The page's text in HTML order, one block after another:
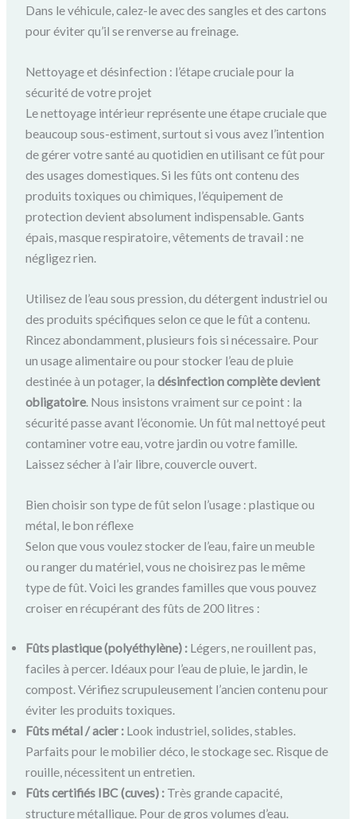
Dans le véhicule, calez-le avec des sangles et des cartons
pour éviter qu’il se renverse au freinage.
Nettoyage et désinfection : l’étape cruciale pour la
sécurité de votre projet
Le nettoyage intérieur représente une étape cruciale que
beaucoup sous-estiment, surtout si vous avez l’intention
de gérer votre santé au quotidien en utilisant ce fût pour
des usages domestiques. Si les fûts ont contenu des
produits toxiques ou chimiques, l’équipement de
protection devient absolument indispensable. Gants
épais, masque respiratoire, vêtements de travail : ne
négligez rien.
Utilisez de l’eau sous pression, du détergent industriel ou
des produits spécifiques selon ce que le fût a contenu.
Rincez abondamment, plusieurs fois si nécessaire. Pour
un usage alimentaire ou pour stocker l’eau de pluie
destinée à un potager, ladésinfection complète devient
obligatoire. Nous insistons vraiment sur ce point : la
sécurité passe avant l’économie. Un fût mal nettoyé peut
contaminer votre eau, votre jardin ou votre famille.
Laissez sécher à l’air libre, couvercle ouvert.
Bien choisir son type de fût selon l’usage : plastique ou
métal, le bon réflexe
Selon que vous voulez stocker de l’eau, faire un meuble
ou ranger du matériel, vous ne choisirez pas le même
type de fût. Voici les grandes familles que vous pouvez
croiser en récupérant des fûts de 200 litres :
Fûts plastique (polyéthylène) : Légers, ne rouillent pas,
faciles à percer. Idéaux pour l’eau de pluie, le jardin, le
compost. Vérifiez scrupuleusement l’ancien contenu pour
éviter les produits toxiques.
Fûts métal / acier : Look industriel, solides, stables.
Parfaits pour le mobilier déco, le stockage sec. Risque de
rouille, nécessitent un entretien.
Fûts certifiés IBC (cuves) : Très grande capacité,
structure métallique. Pour de gros volumes d’eau.